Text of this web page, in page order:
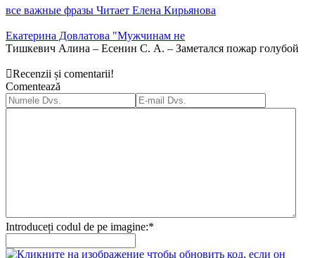
все важные фразы Читает Елена Кирьянова
Екатерина Довлатова "Мужчинам не
Тишкевич Алина – Есенин С. А. – Заметался пожар голубой
Recenzii și comentarii!
Comentează
Introduceți codul de pe imagine:*